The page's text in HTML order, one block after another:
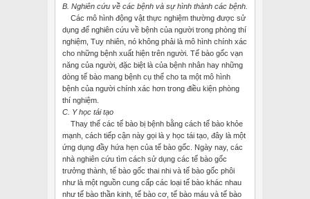
B. Nghiên cứu về các bệnh và sự hình thành các bệnh.
Các mô hình động vật thực nghiệm thường được sử
dụng để nghiên cứu về bệnh của người trong phòng thí
nghiệm, Tuy nhiên, nó không phải là mô hình chính xác
cho những bệnh xuất hiện trên người. Tế bào gốc vạn
năng của người, đặc biệt là của bệnh nhân hay những
dòng tế bào mang bệnh cụ thể cho ta một mô hình
bệnh của người chính xác hơn trong điều kiện phòng
thí nghiệm.
C. Y học tái tạo
Thay thế các tế bào bị bệnh bằng cách tế bào khỏe
mạnh, cách tiếp cận này gọi là y học tái tạo, đây là một
ứng dụng đầy hứa hẹn của tế bào gốc. Ngày nay, các
nhà nghiên cứu tìm cách sử dụng các tế bào gốc
trưởng thành, tế bào gốc thai nhi và tế bào gốc phôi
như là một nguồn cung cấp các loại tế bào khác nhau
như tế bào thần kinh, tế bào cơ, tế bào máu và tế bào